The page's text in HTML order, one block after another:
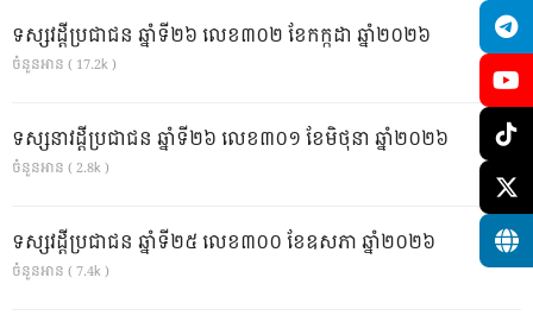
ទស្សវដ្តីប្រជាជន ឆ្នាំទី២៦ លេខ៣០២ ខែកក្កដា ឆ្នាំ២០២៦
ចំនួនអាន ( 17.2k )
ទស្សនាវដ្ដីប្រជាជន ឆ្នាំទី២៦ លេខ៣០១ ខែមិថុនា ឆ្នាំ២០២៦
ចំនួនអាន ( 2.8k )
ទស្សវដ្តីប្រជាជន ឆ្នាំទី២៥ លេខ៣០០ ខែឧសភា ឆ្នាំ២០២៦
ចំនួនអាន ( 7.4k )